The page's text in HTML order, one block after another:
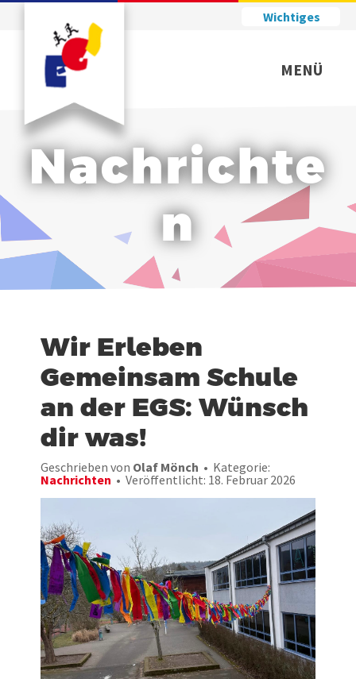
Wichtiges
MENÜ
Nachrichte
n
Wir Erleben
Gemeinsam Schule
an der EGS: Wünsch
dir was!
Geschrieben von Olaf Mönch
Kategorie:
Nachrichten
Veröffentlicht: 18. Februar 2026